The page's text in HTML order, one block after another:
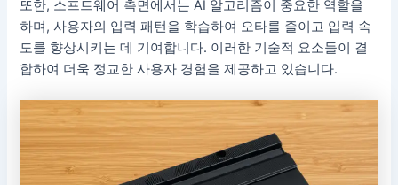
또한, 소프트웨어 측면에서는 AI 알고리즘이 중요한 역할을
하며, 사용자의 입력 패턴을 학습하여 오타를 줄이고 입력 속
도를 향상시키는 데 기여합니다. 이러한 기술적 요소들이 결
합하여 더욱 정교한 사용자 경험을 제공하고 있습니다.